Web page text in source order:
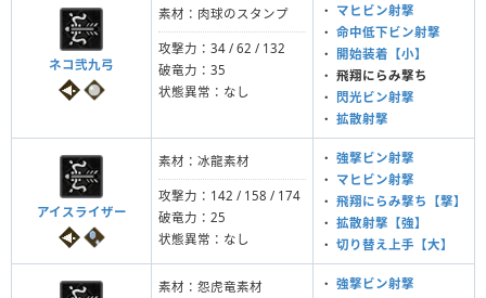
ネコ弐九弓
素材：肉球のスタンプ
攻撃力：34 / 62 / 132
破竜力：35
状態異常：なし
・ マヒビン射撃
・ 命中低下ビン射撃
・
開始装着【小】
・ 飛翔にらみ撃ち
・
閃光ビン射撃
・ 拡散射撃
アイスライザー
素材：冰龍素材
攻撃力：142 / 158 / 174
破竜力：25
状態異常：なし
・ 強撃ビン射撃
・ マヒビン射撃
・ 飛翔にらみ撃ち【撃】
・ 拡散射撃【強】
・ 切り替え上手【大】
素材：怨虎竜素材 ・ 強撃ビン射撃